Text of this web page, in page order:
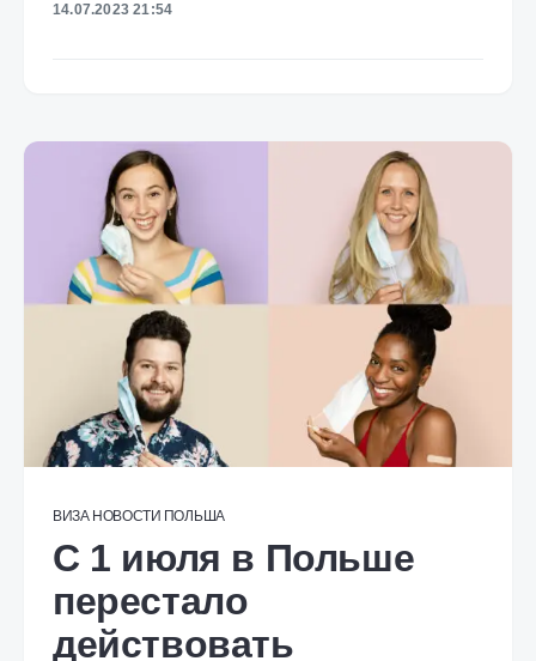
14.07.2023 21:54
ВИЗА НОВОСТИ ПОЛЬША
С 1 июля в Польше
перестало
действовать